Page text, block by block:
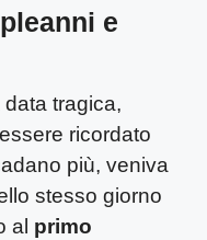
e
tragica,
ricordato
più, veniva
stesso giorno
al primo